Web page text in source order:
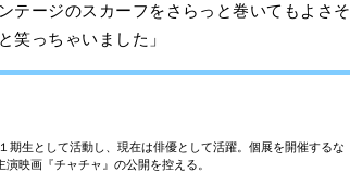
テージのスカーフをさらっと巻いてもよさそ
笑っちゃいました」
期生として活動し、現在は俳優として活躍。個展を開催するな
映画『チャチャ』の公開を控える。